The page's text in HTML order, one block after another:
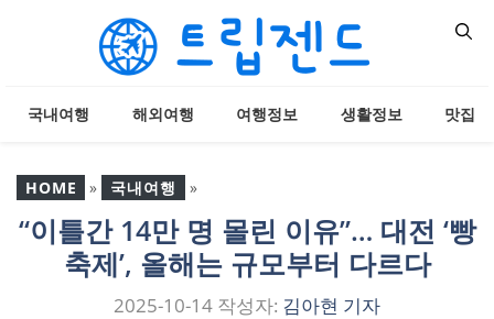
뛰
기
국내여행 해외여행 여행정보 생활정보 맛집
HOME » 국내여행 »
“이틀간 14만 명 몰린 이
유”… 대전 ‘빵축제’, 올해는
규모부터 다르다
“이틀간 14만 명 몰린 이유”… 대전 ‘빵
축제’, 올해는 규모부터 다르다
2025-10-14 작성자: 김아현 기자